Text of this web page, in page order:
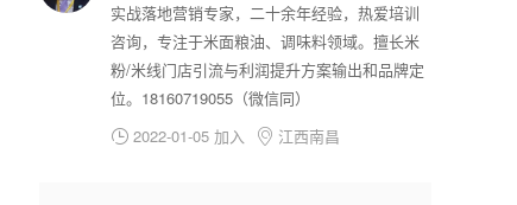
实战落地营销专家，二十余年经验，热爱培训
咨询，专注于米面粮油、调味料领域。擅长米
粉/米线门店引流与利润提升方案输出和品牌定
位。18160719055（微信同）
 2022-01-05 加入  江西南昌